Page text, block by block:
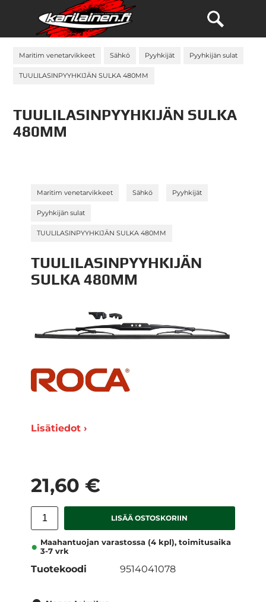
Maritim venetarvikkeet Sähkö Pyyhkijät Pyyhkijän sulat
TUULILASINPYYHKIJÄN SULKA 480MM
TUULILASINPYYHKIJÄN SULKA
480MM
Maritim venetarvikkeet Sähkö Pyyhkijät
Pyyhkijän sulat
TUULILASINPYYHKIJÄN SULKA 480MM
TUULILASINPYYHKIJÄN
SULKA 480MM
Lisätiedot ›
21,60 €
LISÄÄ OSTOSKORIIN
Maahantuojan varastossa (4 kpl), toimitusaika
3-7 vrk
Tuotekoodi 9514041078